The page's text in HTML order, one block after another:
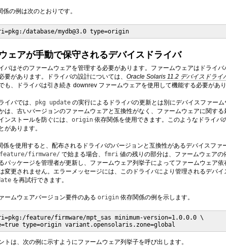
係の例は次のとおりです。
database/mydb@3.0 type=origin
ェアが手動で保守されるデバイスドライバ
バはそのファームウェアを管理する必要があります。ファームウェアはドライ
要があります。ドライバの設計については、 Oracle Solaris 11.2 デバイスドライ
も、ドライバは引き続き downrev ファームウェアを使用して機能する必要があり
イバでは、 pkg update の実行によるドライバの更新とは別にデバイスファー
は、古いバージョンのファームウェアと互換性がなく、ファームウェアに関す
ンストールを防ぐには、 origin 依存関係を使用できます。このようなドライ
があります。
係を使用すると、配布されるドライバのバージョンと互換性があるデバイスファ
firmware/ で始まる場合、 fmri 値の残りの部分は、ファームウェアの
パッケージを管理者が更新し、ファームウェア列挙子によってファームウェア
変更されません。エラーメッセージには、このドライバにより管理されるデバ
を再試行できます。
ームウェアバージョン要件のある origin 依存関係の例を示します。
feature/firmware/mpt_sas minimum-version=1.0.0.0 \
type=origin variant.opensolaris.zone=global
トは、次の例に示すようにファームウェア列挙子を呼び出します。